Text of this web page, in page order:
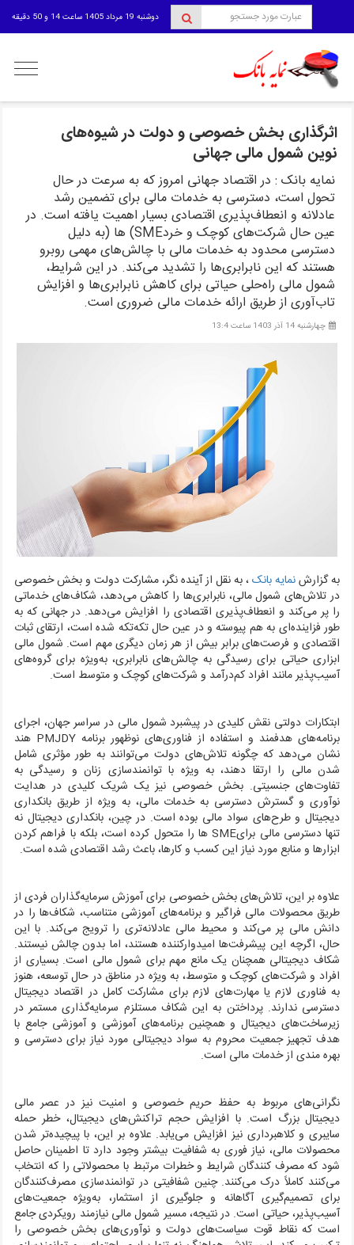
دوشنبه 19 مرداد 1405 ساعت 14 و 50 دقیقه
منوی
اثرگذاری بخش خصوصی و دولت در شیوه‌های
نوین شمول مالی جهانی
نمایه بانک : در اقتصاد جهانی امروز که به سرعت در حال
تحول است، دسترسی به خدمات مالی برای تضمین رشد
عادلانه و انعطاف‌پذیری اقتصادی بسیار اهمیت یافته است. در
عین حال شرکت‌های کوچک و خردSME) ها (به دلیل
دسترسی محدود به خدمات مالی با چالش‌های مهمی روبرو
هستند که این نابرابری‌ها را تشدید می‌کند. در این شرایط،
شمول مالی راه‌حلی حیاتی برای کاهش نابرابری‌ها و افزایش
تاب‌آوری از طریق ارائه خدمات مالی ضروری است.
چهارشنبه 14 آذر 1403 ساعت 13:4
به گزارشنمایه بانک، به نقل از آینده نگر،مشارکت دولت و بخش خصوصی
در تلاش‌های شمول مالی، نابرابری‌ها را کاهش می‌دهد، شکاف‌های خدماتی
را پر می‌کند و انعطاف‌پذیری اقتصادی را افزایش می‌دهد. در جهانی که به
طور فزاینده‌ای به هم پیوسته و در عین حال تکه‌تکه شده است، ارتقای ثبات
اقتصادی و فرصت‌های برابر بیش از هر زمان دیگری مهم است. شمول مالی
ابزاری حیاتی برای رسیدگی به چالش‌های نابرابری، به‌ویژه برای گروه‌های
آسیب‌پذیر مانند افراد کم‌درآمد و شرکت‌های کوچک و متوسط است.
ابتکارات دولتی نقش کلیدی در پیشبرد شمول مالی در سراسر جهان، اجرای
برنامه‌های هدفمند و استفاده از فناوری‌های نوظهور برنامه PMJDY
هند
نشان می‌دهد که چگونه تلاش‌های دولت می‌توانند به طور مؤثری شامل
شدن مالی را ارتقا دهند، به ویژه با توانمندسازی زنان و رسیدگی به
تفاوت‌های جنسیتی. بخش خصوصی نیز یک شریک کلیدی در هدایت
نوآوری و گسترش دسترسی به خدمات مالی، به ویژه از طریق بانکداری
دیجیتال و طرح‌های سواد مالی بوده است. در چین، بانکداری دیجیتال نه
تنها دسترسی مالی برایSME ها را متحول کرده است، بلکه با فراهم کردن
ابزارها و منابع مورد نیاز این کسب و کارها، باعث رشد اقتصادی شده است.
علاوه بر این، تلاش‌های بخش خصوصی برای آموزش سرمایه‌گذاران فردی از
طریق محصولات مالی فراگیر و برنامه‌های آموزشی متناسب، شکاف‌ها را در
دانش مالی پر می‌کند و محیط مالی عادلانه‌تری را ترویج می‌کند. با این
حال، اگرچه این پیشرفت‌ها امیدوارکننده هستند، اما بدون چالش نیستند.
شکاف دیجیتالی همچنان یک مانع مهم برای شمول مالی است. بسیاری از
افراد و شرکت‌های کوچک و متوسط، به ویژه در مناطق در حال توسعه، هنوز
به فناوری لازم یا مهارت‌های لازم برای مشارکت کامل در اقتصاد دیجیتال
دسترسی ندارند. پرداختن به این شکاف مستلزم سرمایه‌گذاری مستمر در
زیرساخت‌های دیجیتال و همچنین برنامه‌های آموزشی و آموزشی جامع با
هدف تجهیز جمعیت محروم به سواد دیجیتالی مورد نیاز برای دسترسی و
بهره مندی از خدمات مالی است.
نگرانی‌های مربوط به حفظ حریم خصوصی و امنیت نیز در عصر مالی
دیجیتال بزرگ است. با افزایش حجم تراکنش‌های دیجیتال، خطر حمله
سایبری و کلاهبرداری نیز افزایش می‌یابد. علاوه بر این، با پیچیده‌تر شدن
محصولات مالی، نیاز فوری به شفافیت بیشتر وجود دارد تا اطمینان حاصل
شود که مصرف کنندگان شرایط و خطرات مرتبط با محصولاتی را که انتخاب
می‌کنند کاملاً درک می‌کنند. چنین شفافیتی در توانمندسازی مصرف‌کنندگان
برای تصمیم‌گیری آگاهانه و جلوگیری از استثمار، به‌ویژه جمعیت‌های
آسیب‌پذیر، حیاتی است. در نتیجه، مسیر شمول مالی نیازمند رویکردی جامع
است که نقاط قوت سیاست‌های دولت و نوآوری‌های بخش خصوصی را